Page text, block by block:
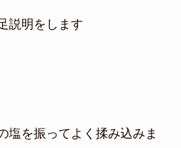
説明をします
塩を振ってよく揉み込みま